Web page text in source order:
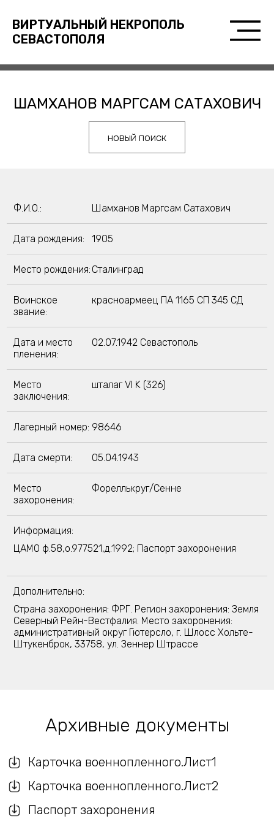
ВИРТУАЛЬНЫЙ НЕКРОПОЛЬ
СЕВАСТОПОЛЯ
ШАМХАНОВ МАРГСАМ САТАХОВИЧ
новый поиск
Ф.И.О.: Шамханов Маргсам Сатахович
Дата рождения: 1905
Место рождения: Сталинград
Воинское
звание:
красноармеец ПА 1165 СП 345 СД
Дата и место
пленения:
02.07.1942 Севастополь
Место
заключения:
шталаг VI K (326)
Лагерный номер: 98646
Дата смерти: 05.04.1943
Место
захоронения:
Фореллькруг/Сенне
Информация:
ЦАМО ф.58,о.977521,д.1992; Паспорт захоронения
Дополнительно:
Страна захоронения: ФРГ. Регион захоронения: Земля
Северный Рейн-Вестфалия. Место захоронения:
административный округ Гютерсло, г. Шлосс Хольте-
Штукенброк, 33758, ул. Зеннер Штрассе
Архивные документы
Карточка военнопленного.Лист1
Карточка военнопленного.Лист2
Паспорт захоронения